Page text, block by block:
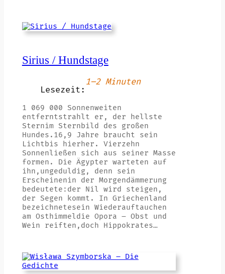
Sirius / Hundstage
Lesezeit:
1–2 Minuten
1 069 000 Sonnenweiten
entferntstrahlt er, der hellste
Sternim Sternbild des großen
Hundes.16,9 Jahre braucht sein
Lichtbis hierher. Vierzehn
Sonnenließen sich aus seiner Masse
formen. Die Ägypter warteten auf
ihn,ungeduldig, denn sein
Erscheinenin der Morgendämmerung
bedeutete:der Nil wird steigen,
der Segen kommt. In Griechenland
bezeichnetesein Wiederauftauchen
am Osthimmeldie Opora – Obst und
Wein reiften,doch Hippokrates…